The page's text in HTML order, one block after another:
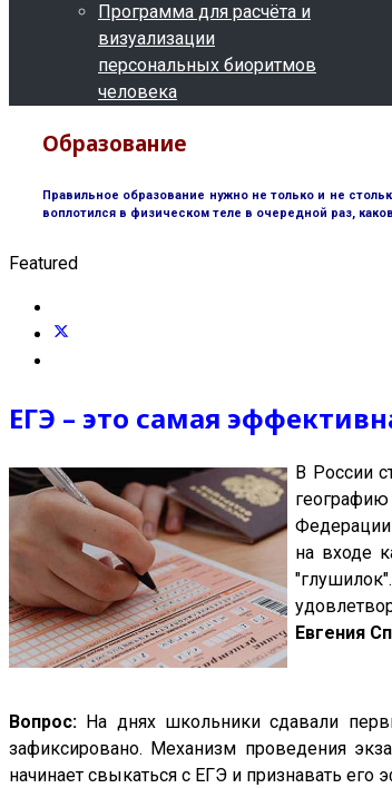
Программа для расчёта и
визуализации
персональных биоритмов
человека
Образование
Правильное образование нужно не только и не
воплотился в физическом теле в очередной раз,
Featured
ЕГЭ – это самая
В России
географию
на входе
Евгения
Вопрос: На днях школьники сдавали
зафиксировано. Механизм проведения
начинает свыкаться с ЕГЭ и признавать его